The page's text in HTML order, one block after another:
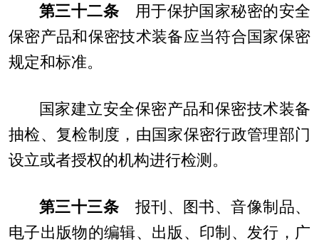
第三十二条 用于保护国家秘密的安全
保密产品和保密技术装备应当符合国家保密
规定和标准。
国家建立安全保密产品和保密技术装备
抽检、复检制度，由国家保密行政管理部门
设立或者授权的机构进行检测。
第三十三条 报刊、图书、音像制品、
电子出版物的编辑、出版、印制、发行，广